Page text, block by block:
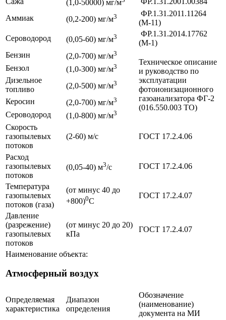
(1,0-50000) мг/м
Аммиак
(0,2-200) мг/м3
ФР.1.31.2011.11264
(М-11)
Сероводород
(0,05-60) мг/м3
ФР.1.31.2014.17762
(М-1)
Бензин
(2,0-700) мг/м3
Техническое описание
и руководство по
эксплуатации
фотоионизационного
газоанализатора ФГ-2
(016.550.003 ТО)
Бензол (1,0-300) мг/м3
Дизельное
топливо
(2,0-500) мг/м3
Керосин (2,0-700) мг/м3
Сероводород (1,0-800) мг/м3
Скорость
газопылевых
потоков
(2-60) м/с ГОСТ 17.2.4.06
Расход
газопылевых
потоков
(0,05-40) м3/с ГОСТ 17.2.4.06
Температура
газопылевых
потоков (газа)
(от минус 40 до
+800)0С
ГОСТ 17.2.4.07
Давление
(разрежение)
газопылевых
потоков
(от минус 20 до 20)
кПа
ГОСТ 17.2.4.07
Наименование объекта:
Атмосферный воздух
Определяемая
характеристика
Диапазон
определения
Обозначение
(наименование)
документа на МИ